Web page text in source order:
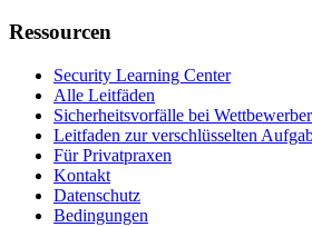
Ressourcen
Security Learning Center
Alle Leitfäden
Sicherheitsvorfälle bei
Leitfaden zur verschlüsselten
Für Privatpraxen
Kontakt
Datenschutz
Bedingungen